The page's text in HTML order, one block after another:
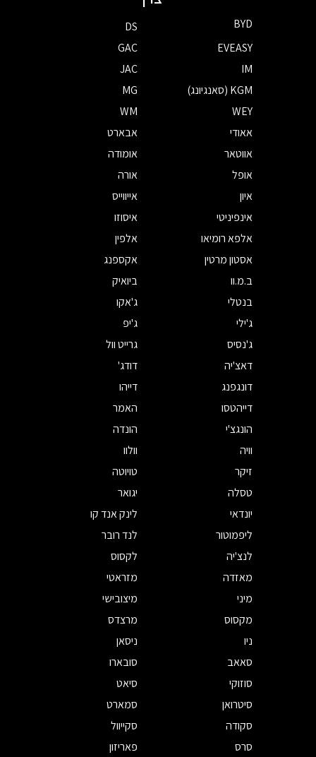
BYD
DS
EVEASY
GAC
IM
JAC
KGM (סאנגיונג)
MG
WEY
WM
אאודי
אבארט
אווטאר
אומודה
אופל
אורה
איון
אייווייס
אינפיניטי
איסוזו
אלפא רומיאו
אלפין
אסטון מרטין
אקספנג
ב.מ.וו
ביואיק
בנטלי
ג'אקו
ג'ילי
ג'יפ
ג'נסיס
גרייט וול
דאצ'יה
דודג'
דונגפנג
דייהו
דייהטסו
האמר
הונגצ'י
הונדה
וויה
וולוו
זיקר
טויוטה
טסלה
יגואר
יונדאי
לינק אנד קו
ליפמוטור
לנד רובר
לנצ'יה
לקסוס
מאזדה
מזראטי
מיני
מיצובישי
מקסוס
מרצדס
ניו
ניסאן
סאאב
סובארו
סוזוקי
סיאט
סיטרואן
סמארט
סקודה
סקייוול
סרס
פאריזון